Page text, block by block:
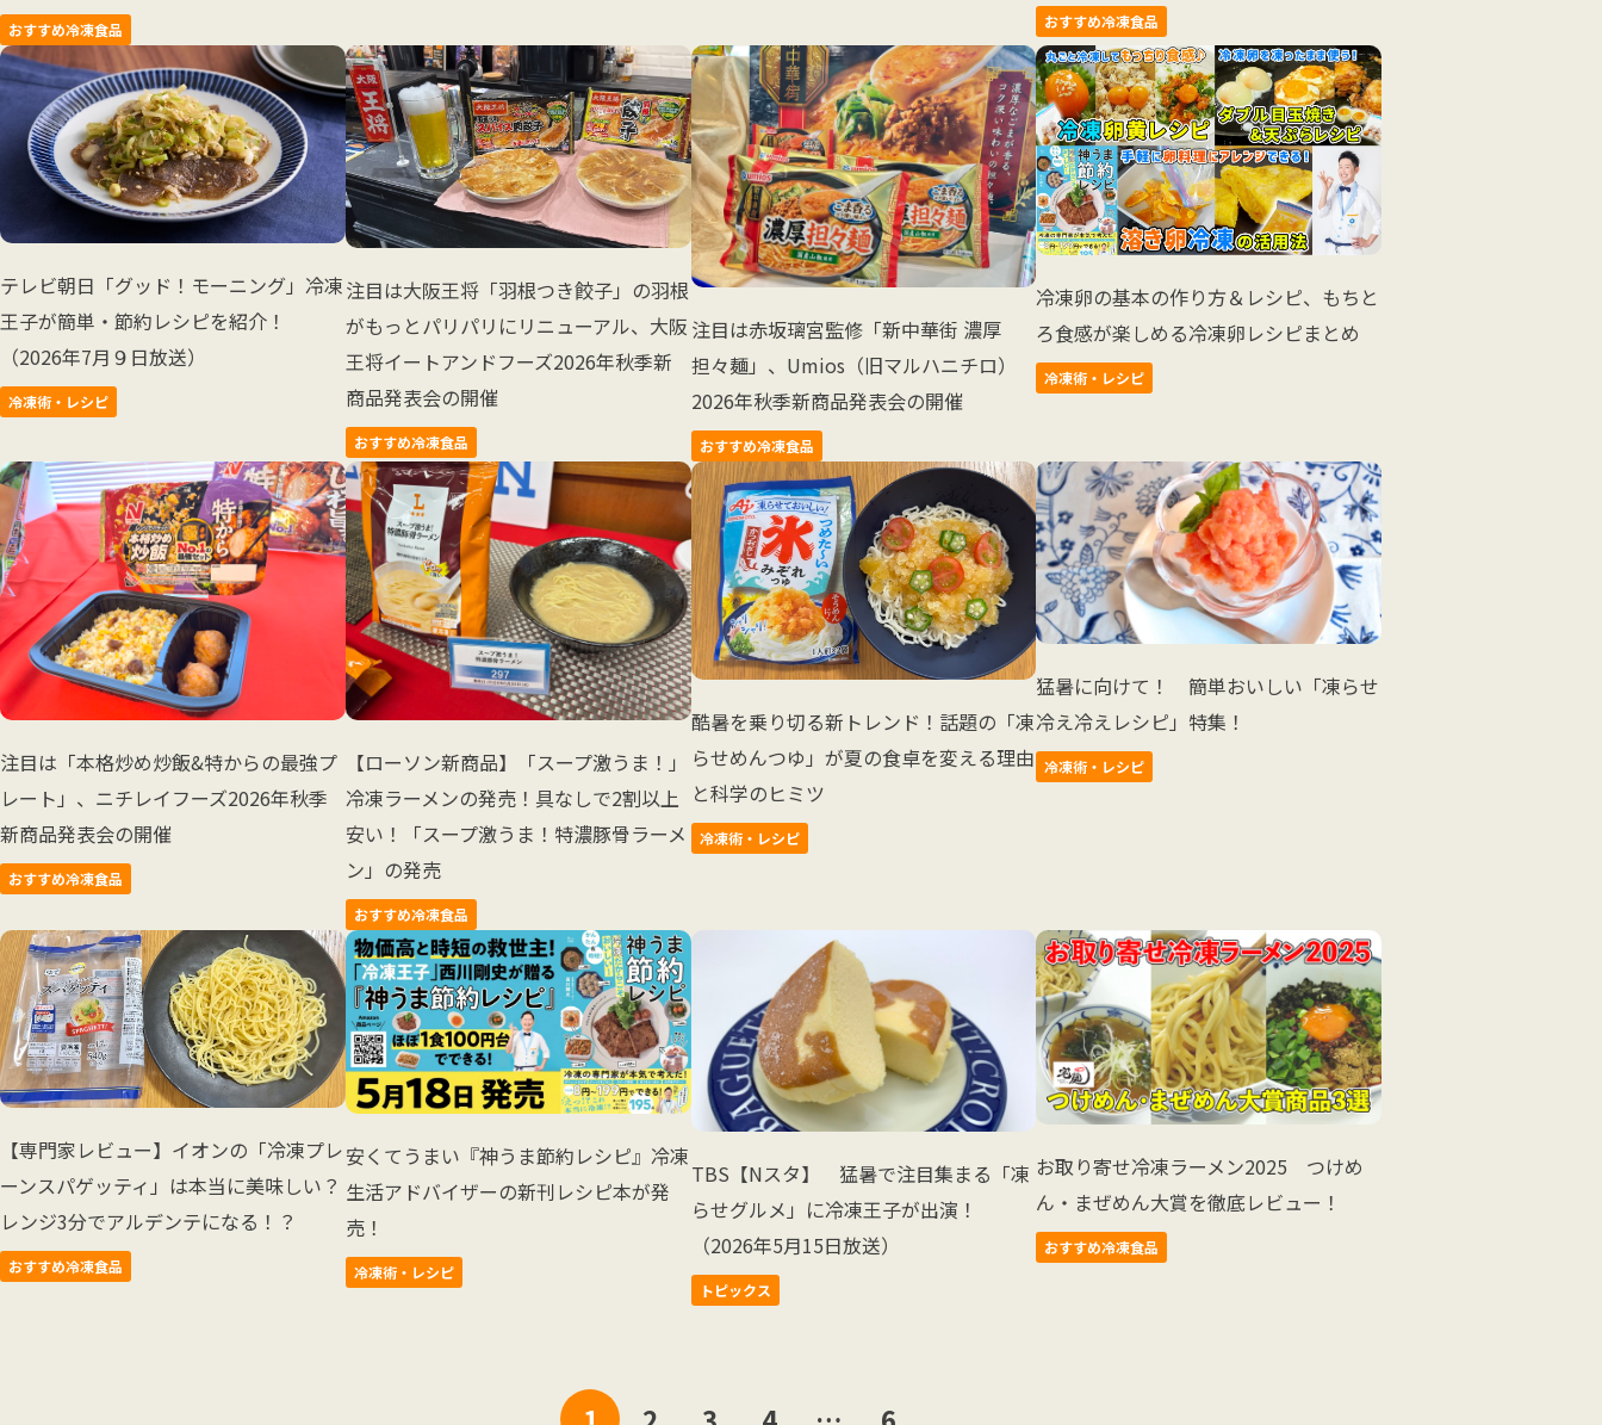
おすすめ冷凍食品 おすすめ冷凍食品
テレビ朝日「グッド！モーニング」冷凍
王子が簡単・節約レシピを紹介！
（2026年7月９日放送）
冷凍術・レシピ
注目は大阪王将「羽根つき餃子」の羽根
がもっとパリパリにリニューアル、大阪
王将イートアンドフーズ2026年秋季新
商品発表会の開催
おすすめ冷凍食品
注目は赤坂璃宮監修「新中華街 濃厚
担々麺」、Umios（旧マルハニチロ）
2026年秋季新商品発表会の開催
おすすめ冷凍食品
冷凍卵の基本の作り方＆レシピ、もちと
ろ食感が楽しめる冷凍卵レシピまとめ
冷凍術・レシピ
注目は「本格炒め炒飯&特からの最強プ
レート」、ニチレイフーズ2026年秋季
新商品発表会の開催
おすすめ冷凍食品
【ローソン新商品】「スープ激うま！」
冷凍ラーメンの発売！具なしで2割以上
安い！「スープ激うま！特濃豚骨ラーメ
ン」の発売
おすすめ冷凍食品
酷暑を乗り切る新トレンド！話題の「凍
らせめんつゆ」が夏の食卓を変える理由
と科学のヒミツ
冷凍術・レシピ
猛暑に向けて！ 簡単おいしい「凍らせ
冷え冷えレシピ」特集！
冷凍術・レシピ
【専門家レビュー】イオンの「冷凍プレ
ーンスパゲッティ」は本当に美味しい？
レンジ3分でアルデンテになる！？
おすすめ冷凍食品
安くてうまい『神うま節約レシピ』冷凍
生活アドバイザーの新刊レシピ本が発
売！
冷凍術・レシピ
TBS【Nスタ】 猛暑で注目集まる「凍
らせグルメ」に冷凍王子が出演！
（2026年5月15日放送）
トピックス
お取り寄せ冷凍ラーメン2025 つけめ
ん・まぜめん大賞を徹底レビュー！
おすすめ冷凍食品
投